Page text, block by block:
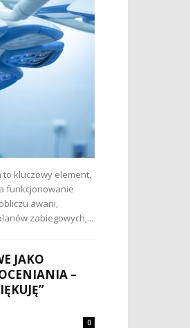
kluczowy element,
funkcjonowanie
awarii,
zabiegowych,...
JAKO
–
0